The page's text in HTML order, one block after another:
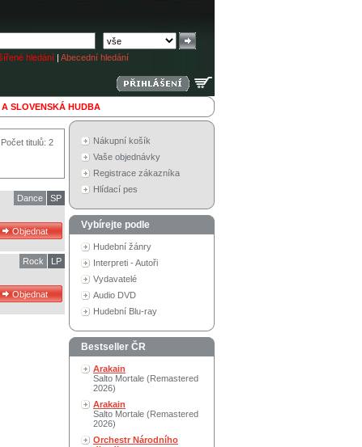
hledání | Abecední hledání
SLOVENSKÁ HUDBA
Počet titulů: 2
SP
Dance
LP
Rock
Nákupní košík
Vaše objednávky
Registrace zákazníka
Hlídací pes
Vybírejte podle
Hudební žánry
Interpreti - Autoři
Vydavatelé
Audio DVD
Hudební Blu-ray
Bestseller ČR
Arakain
Salto Mortale (Remastered
2026)
Arakain
Salto Mortale (Remastered
2026)
Orchestr Národního